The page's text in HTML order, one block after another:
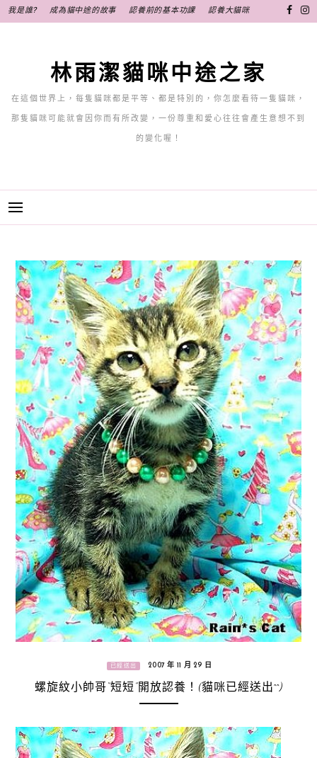
至
我是誰? 成為貓中途的故事 認養前的基本功課 認養大貓咪
林雨潔貓咪中途之家
在這個世界上，每隻貓咪都是平等、都是特別的，你怎麼看待一隻貓咪，
那隻貓咪可能就會因你而有所改變，一份尊重和愛心往往會產生意想不到
的變化喔！
已經送出 2007 年 11 月 29 日
螺旋紋小帥哥“短短”開放認養！(貓咪已經送出^^)